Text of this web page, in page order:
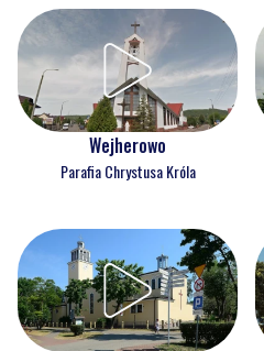
Wejherowo
Parafia Chrystusa Króla